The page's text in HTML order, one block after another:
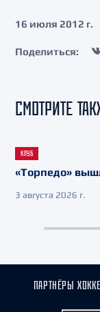
16 июля 2012 г.
Поделиться:
СМОТРИТЕ
КЛУБ
«Торпедо»
3 августа 2026 г.
ПАРТНЁРЫ